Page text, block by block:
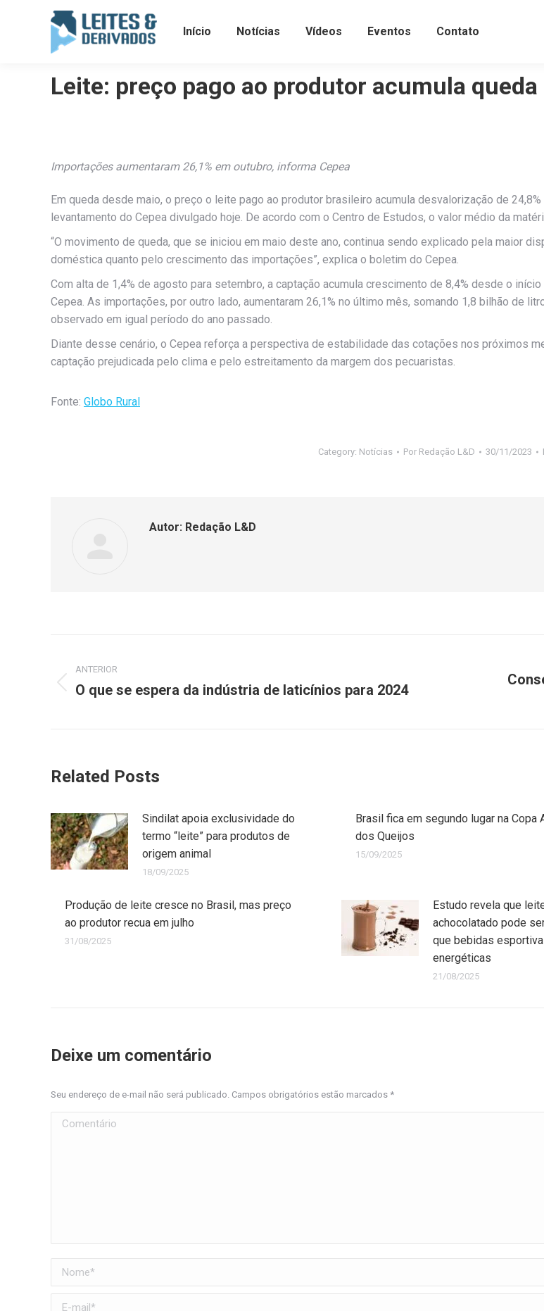
Início Notícias Vídeos Eventos Contato
Leite: preço pago ao produtor acumula queda
Importações aumentaram 26,1% em outubro, informa Cepea
Em queda desde maio, o preço o leite pago ao produtor brasileiro acumula desvalorização de
levantamento do Cepea divulgado hoje. De acordo com o Centro de Estudos, o valor médio da
“O movimento de queda, que se iniciou em maio deste ano, continua sendo explicado pela maior
doméstica quanto pelo crescimento das importações”, explica o boletim do Cepea.
Com alta de 1,4% de agosto para setembro, a captação acumula crescimento de 8,4% desde o
Cepea. As importações, por outro lado, aumentaram 26,1% no último mês, somando 1,8 bilhão de
observado em igual período do ano passado.
Diante desse cenário, o Cepea reforça a perspectiva de estabilidade das cotações nos próximos
captação prejudicada pelo clima e pelo estreitamento da margem dos pecuaristas.
Fonte: Globo Rural
Category: Notícias Por Redação L&D 30/11/2023
Autor: Redação L&D
ANTERIOR
O que se espera da indústria de laticínios para 2024
Related Posts
Sindilat apoia exclusividade do
termo “leite” para produtos de
origem animal
18/09/2025
Brasil fica em segundo lugar na Copa
dos Queijos
15/09/2025
Produção de leite cresce no Brasil, mas preço
ao produtor recua em julho
31/08/2025
Estudo revela que
achocolatado pode
que bebidas
energéticas
21/08/2025
Deixe um comentário
Seu endereço de e-mail não será publicado. Campos obrigatórios estão marcados *
Comentário
Nome *
E-mail *